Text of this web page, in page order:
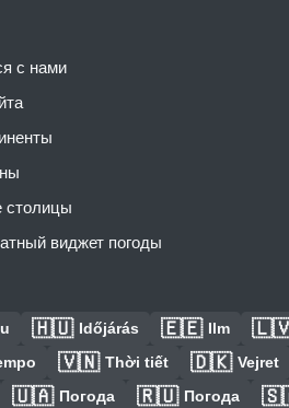
с нами
столицы
виджет погоды
🇭🇺 Időjárás 🇪🇪 Ilm
🇻🇳 Thời tiết 🇩🇰 Vejret
🇺🇦 Погода 🇷🇺 Погода